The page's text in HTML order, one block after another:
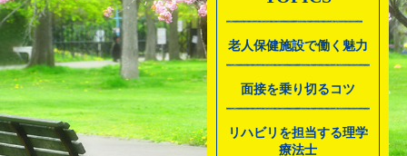
老人保健施設で働く魅力
面接を乗り切るコツ
リハビリを担当する理学
療法士